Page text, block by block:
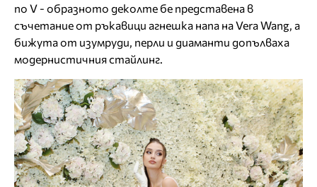
по V - образното деколте бе представена в
съчетание от ръкавици агнешка напа на Vera Wang, а
бижута от изумруди, перли и диаманти допълваха
модернистичния стайлинг.